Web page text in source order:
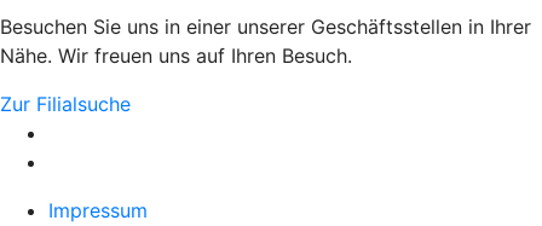
Besuchen Sie uns in einer unserer Geschäftsstellen in Ihrer
Nähe. Wir freuen uns auf Ihren Besuch.
Zur Filialsuche
Impressum